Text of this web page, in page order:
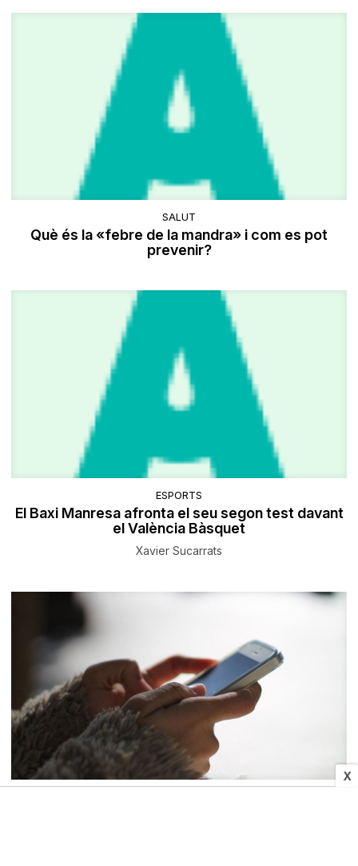
X
SALUT
Què és la «febre de la mandra» i com es pot
prevenir?
ESPORTS
El Baxi Manresa afronta el seu segon test davant
el València Bàsquet
Xavier Sucarrats